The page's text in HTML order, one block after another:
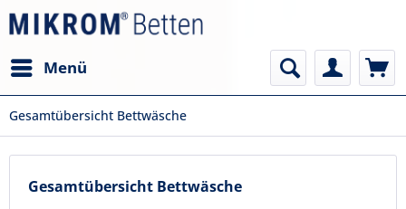
Menü
Gesamtübersicht Bettwäsche
Gesamtübersicht Bettwäsche